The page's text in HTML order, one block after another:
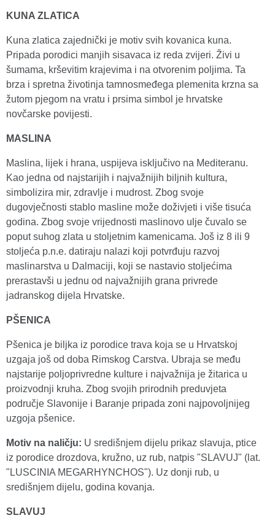
KUNA ZLATICA
Kuna zlatica zajednički je motiv svih kovanica kuna.
Pripada porodici manjih sisavaca iz reda zvijeri. Živi u
šumama, krševitim krajevima i na otvorenim poljima. Ta
brza i spretna životinja tamnosmeđega plemenita krzna sa
žutom pjegom na vratu i prsima simbol je hrvatske
novčarske povijesti.
MASLINA
Maslina, lijek i hrana, uspijeva isključivo na Mediteranu.
Kao jedna od najstarijih i najvažnijih biljnih kultura,
simbolizira mir, zdravlje i mudrost. Zbog svoje
dugovječnosti stablo masline može doživjeti i više tisuća
godina. Zbog svoje vrijednosti maslinovo ulje čuvalo se
poput suhog zlata u stoljetnim kamenicama. Još iz 8 ili 9
stoljeća p.n.e. datiraju nalazi koji potvrđuju razvoj
maslinarstva u Dalmaciji, koji se nastavio stoljećima
prerastavši u jednu od najvažnijih grana privrede
jadranskog dijela Hrvatske.
PŠENICA
Pšenica je biljka iz porodice trava koja se u Hrvatskoj
uzgaja još od doba Rimskog Carstva. Ubraja se među
najstarije poljoprivredne kulture i najvažnija je žitarica u
proizvodnji kruha. Zbog svojih prirodnih preduvjeta
područje Slavonije i Baranje pripada zoni najpovoljnijeg
uzgoja pšenice.
Motiv na naličju: U središnjem dijelu prikaz slavuja, ptice
iz porodice drozdova, kružno, uz rub, natpis "SLAVUJ" (lat.
"LUSCINIA MEGARHYNCHOS"). Uz donji rub, u
središnjem dijelu, godina kovanja.
SLAVUJ